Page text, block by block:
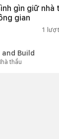
gìn giữ
gian
1
and Build
thầu